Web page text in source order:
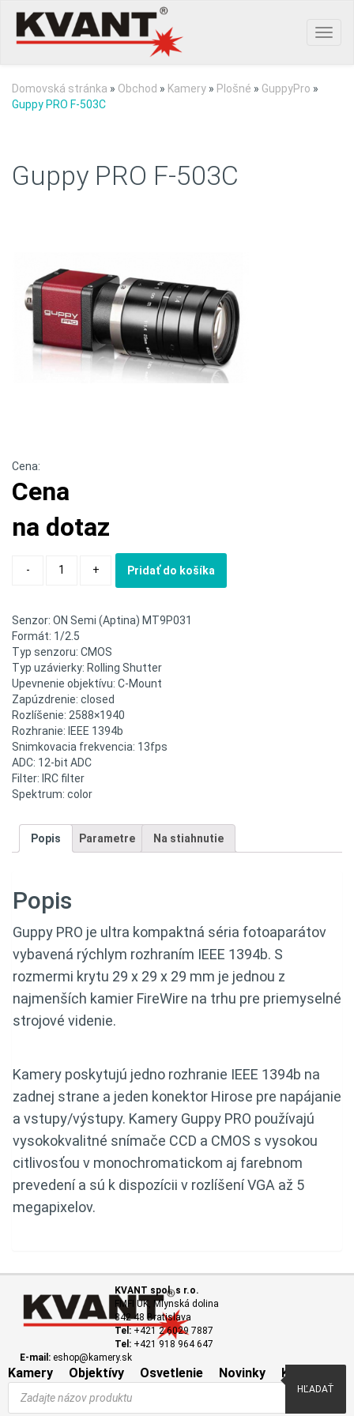
Domovská stránka » Obchod » Kamery » Plošné » GuppyPro »
Guppy PRO F-503C
Guppy PRO F-503C
Cena:
Cena
na dotaz
- + Pridať do košíka
Senzor: ON Semi (Aptina) MT9P031
Formát: 1/2.5
Typ senzoru: CMOS
Typ uzávierky: Rolling Shutter
Upevnenie objektívu: C-Mount
Zapúzdrenie: closed
Rozlíšenie: 2588×1940
Rozhranie: IEEE 1394b
Snimkovacia frekvencia: 13fps
ADC: 12-bit ADC
Filter: IRC filter
Spektrum: color
Popis Parametre Na stiahnutie
Popis
Guppy PRO je ultra kompaktná séria fotoaparátov
vybavená rýchlym rozhraním IEEE 1394b. S
rozmermi krytu 29 x 29 x 29 mm je jednou z
najmenších kamier FireWire na trhu pre priemyselné
strojové videnie.
Kamery poskytujú jedno rozhranie IEEE 1394b na
zadnej strane a jeden konektor Hirose pre napájanie
a vstupy/výstupy. Kamery Guppy PRO používajú
vysokokvalitné snímače CCD a CMOS s vysokou
citlivosťou v monochromatickom aj farebnom
prevedení a sú k dispozícii v rozlíšení VGA až 5
megapixelov.
KVANT spol. s r.o.
FMFI UK, Mlynská dolina
842 48 Bratislava
Tel:+421 2 6029 7887
Tel: +421 918 964 647
E-mail: eshop@kamery.sk
Kamery Objektívy Osvetlenie Novinky Kontakt
Products
search
HĽADAŤ